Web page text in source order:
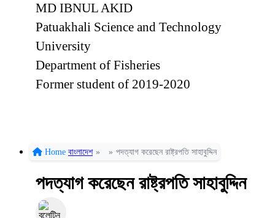
MD IBNUL AKID
Patuakhali Science and Technology
University
Department of Fisheries
Former student of 2019-2020
Home বাংলাদেশ » » পদত্যাগ করেছেন রাষ্ট্রপতি সাহাবুদ্দিন
পদত্যাগ করেছেন রাষ্ট্রপতি সাহাবুদ্দিন